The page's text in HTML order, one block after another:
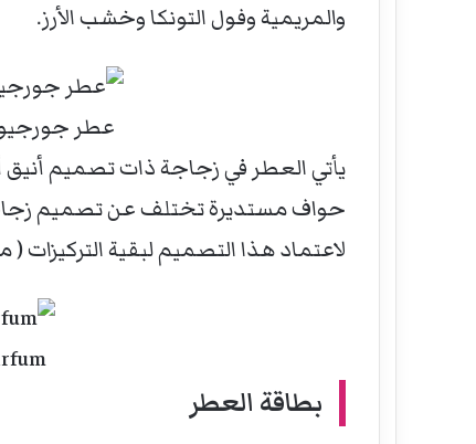
والمريمية وفول التونكا وخشب الأرز.
عطر جورجيو
يأتي العطر في زجاجة ذات تصميم
حواف مستديرة تختلف عن تصميم
لاعتماد هذا التصميم لبقية التركيزات (
بطاقة العطر